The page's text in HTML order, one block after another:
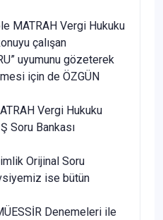
MATRAH Vergi Hukuku
çalışan
uyumunu gözeterek
için de ÖZGÜN
Vergi Hukuku
Soru Bankası
Orijinal Soru
ise bütün
Denemeleri ile